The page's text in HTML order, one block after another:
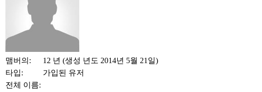
맴버의:
12 년 (생성 년도 2014년 5월 21일)
타입:
가입된 유저
전체 이름: